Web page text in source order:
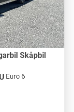
Skåpbil
Euro 6